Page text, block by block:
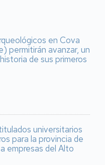
en Cova
permitirán avanzar, un
de sus primeros
universitarios
para la provincia de
empresas del Alto